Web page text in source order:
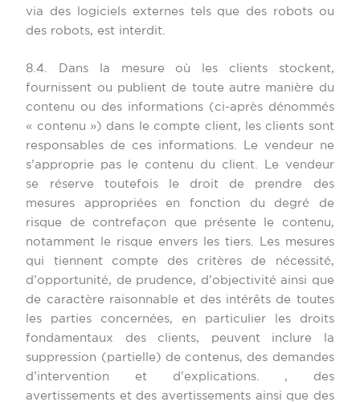
via des logiciels externes tels que des robots ou
des robots, est interdit.
8.4. Dans la mesure où les clients stockent,
fournissent ou publient de toute autre manière du
contenu ou des informations (ci-après dénommés
« contenu ») dans le compte client, les clients sont
responsables de ces informations. Le vendeur ne
s’approprie pas le contenu du client. Le vendeur
se réserve toutefois le droit de prendre des
mesures appropriées en fonction du degré de
risque de contrefaçon que présente le contenu,
notamment le risque envers les tiers. Les mesures
qui tiennent compte des critères de nécessité,
d’opportunité, de prudence, d’objectivité ainsi que
de caractère raisonnable et des intérêts de toutes
les parties concernées, en particulier les droits
fondamentaux des clients, peuvent inclure la
suppression (partielle) de contenus, des demandes
d’intervention et d’explications. , des
avertissements et des avertissements ainsi que des